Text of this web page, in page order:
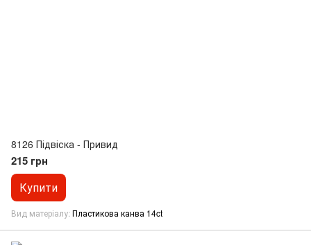
8126 Підвіска - Привид
215 грн
Купити
Вид матеріалу Пластикова канва 14ct